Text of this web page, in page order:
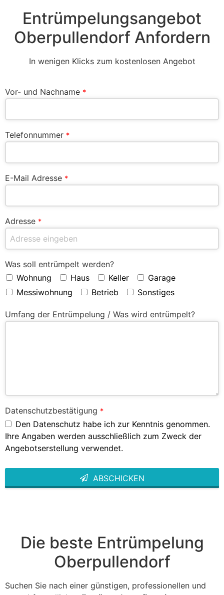
Entrümpelungsangebot
Oberpullendorf Anfordern
In wenigen Klicks zum kostenlosen Angebot
Vor- und Nachname *
Telefonnummer *
E-Mail Adresse *
Adresse *
Was soll entrümpelt werden?
Wohnung
Haus Keller
Garage
Messiwohnung
Betrieb Sonstiges
Umfang der Entrümpelung / Was wird entrümpelt?
Datenschutzbestätigung *
Den Datenschutz habe ich zur Kenntnis genommen.
Ihre Angaben werden ausschließlich zum Zweck der
Angebotserstellung verwendet.
ABSCHICKEN
Die beste Entrümpelung
Oberpullendorf
Suchen Sie nach einer günstigen, professionellen und